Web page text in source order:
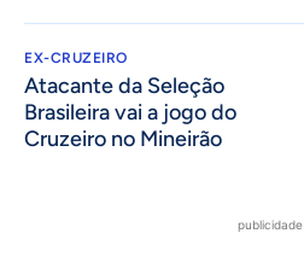
EX-CRUZEIRO
Atacante da Seleção
Brasileira vai a jogo do
Cruzeiro no Mineirão
publicidade